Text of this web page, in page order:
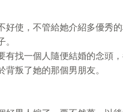
好使，不管給她介紹多優秀
有找一個人隨便結婚的念頭
叛了她的那個男朋友。